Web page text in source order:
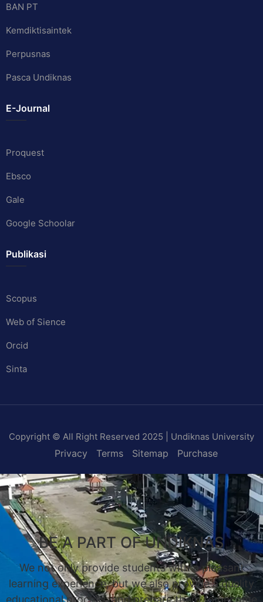
BAN PT
Kemdiktisaintek
Perpusnas
Pasca Undiknas
E-Journal
Proquest
Ebsco
Gale
Google Schoolar
Publikasi
Scopus
Web of Sience
Orcid
Sinta
Copyright © All Right Reserved 2025 | Undiknas University
Privacy Terms Sitemap Purchase
BE A PART OF UNDIKNAS
We not only provide students with a pleasant
learning experience, but we also provide a quality
educational process, and prepare them to become